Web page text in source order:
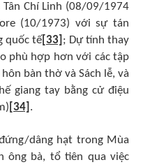
Chí Linh (08/09/1974
(10/1973) với sự tán
quốc tế[33] ; Dự tính thay
phù hợp hơn với các tập
bàn thờ và Sách lễ, và
giang tay bằng cử điệu
[34] .
dâng hạt trong Mùa
ông bà, tổ tiên qua việc